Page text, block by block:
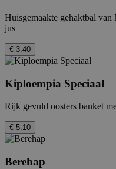
Huisgemaakte gehaktbal
jus
€ 3.40
Kiploempia Speciaal
Rijk gevuld oosters banket
€ 5.10
Berehap